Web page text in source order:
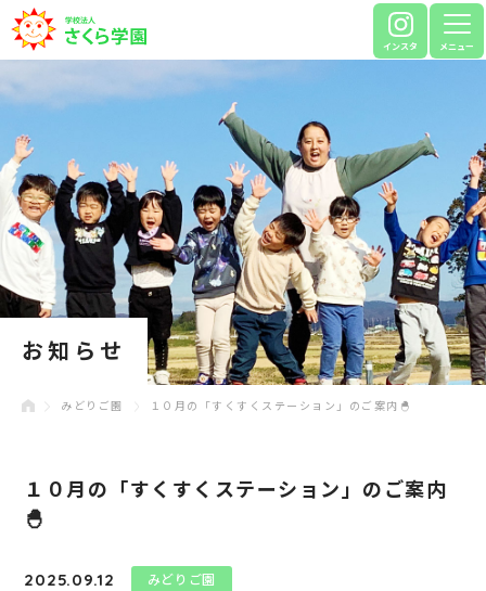
インスタ メニュー
お知らせ
みどりご園 １０月の「すくすくステーション」のご案内🐣
１０月の「すくすくステーション」のご案内
🐣
2025.09.12 みどりご園